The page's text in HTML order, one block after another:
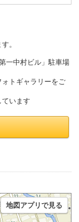
。
一中村ビル」駐車場
トギャラリーをご
います
地図アプリで見る